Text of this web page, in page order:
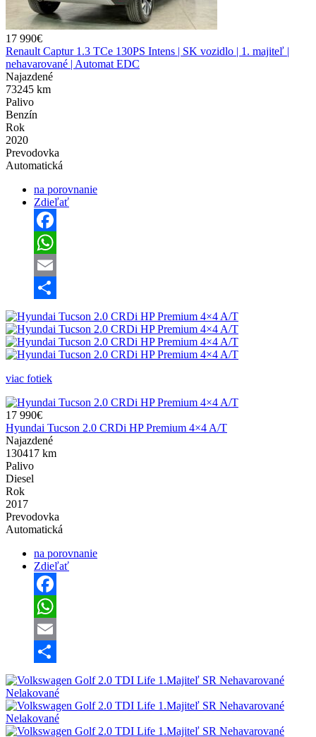
17 990€
Renault Captur 1.3 TCe 130PS Intens | SK vozidlo | 1. majiteľ |
nehavarované | Automat EDC
Najazdené
73245 km
Palivo
Benzín
Rok
2020
Prevodovka
Automatická
na porovnanie
Zdieľať
Facebook
WhatsApp
Email
Share
viac fotiek
17 990€
Hyundai Tucson 2.0 CRDi HP Premium 4×4 A/T
Najazdené
130417 km
Palivo
Diesel
Rok
2017
Prevodovka
Automatická
na porovnanie
Zdieľať
Facebook
WhatsApp
Email
Share